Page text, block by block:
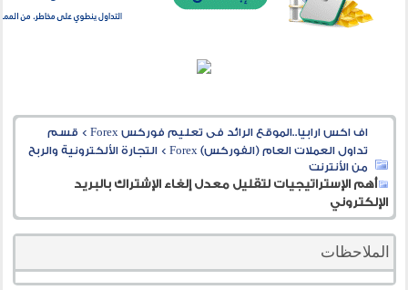
اف اكس ارابيا..الموقع الرائد فى تعليم فوركس Forex > قسم
تداول العملات العام (الفوركس) Forex
>التجارة الألكترونية والربح
من الأنترنت
أهم الإستراتيجيات لتقليل معدل إلغاء الإشتراك بالبريد
الإلكتروني
الملاحظات